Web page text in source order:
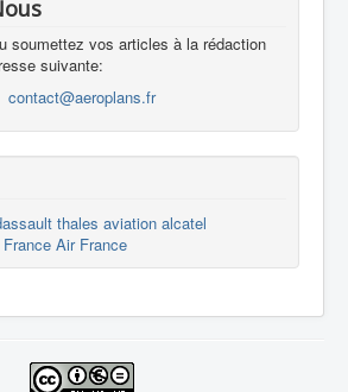
soumettez vos articles à la rédaction
suivante:
contact@aeroplans.fr
thales aviation alcatel
France Air France